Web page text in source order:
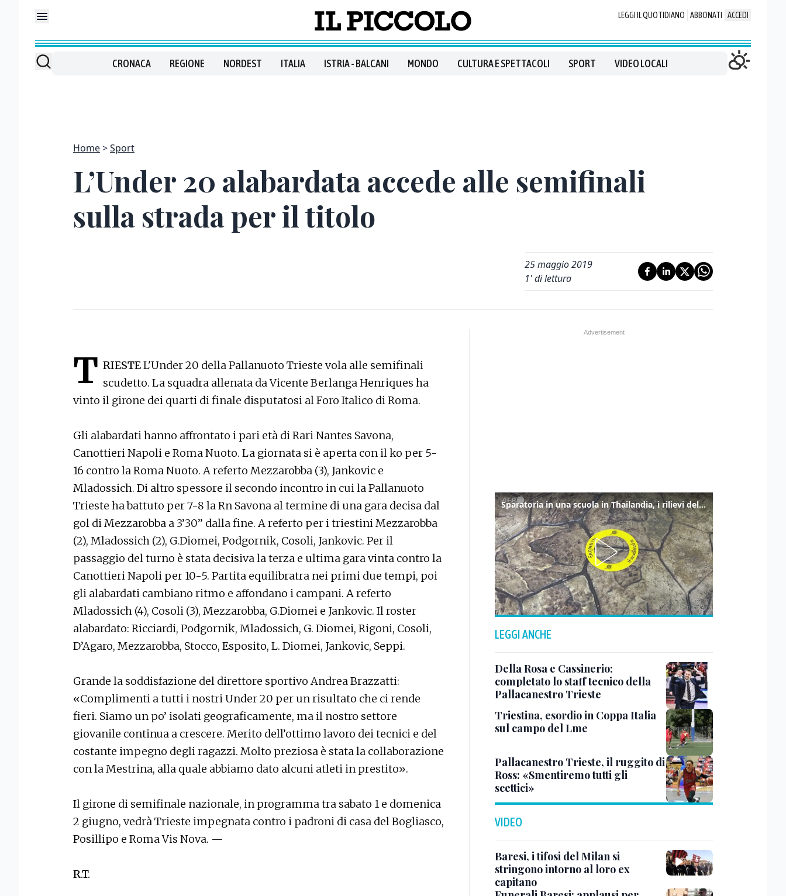
LEGGI IL QUOTIDIANO ABBONATI ACCEDI
CRONACA REGIONE NORDEST ITALIA ISTRIA - BALCANI MONDO CULTURA E SPETTACOLI SPORT VIDEO LOCALI
Home Sport
L’Under 20 alabardata accede alle semifinali
sulla strada per il titolo
25 maggio 2019
1' di lettura
T RIESTEL'Under 20 della Pallanuoto Trieste vola alle semifinali
scudetto. La squadra allenata da Vicente Berlanga Henriques ha
vinto il girone dei quarti di finale disputatosi al Foro Italico di Roma.
Gli alabardati hanno affrontato i pari età di Rari Nantes Savona,
Canottieri Napoli e Roma Nuoto. La giornata si è aperta con il ko per 5-
16 contro la Roma Nuoto. A referto Mezzarobba (3), Jankovic e
Mladossich. Di altro spessore il secondo incontro in cui la Pallanuoto
Trieste ha battuto per 7-8 la Rn Savona al termine di una gara decisa dal
gol di Mezzarobba a 3’30’’ dalla fine. A referto per i triestini Mezzarobba
(2), Mladossich (2), G.Diomei, Podgornik, Cosoli, Jankovic. Per il
passaggio del turno è stata decisiva la terza e ultima gara vinta contro la
Canottieri Napoli per 10-5. Partita equilibratra nei primi due tempi, poi
gli alabardati cambiano ritmo e affondano i campani. A referto
Mladossich (4), Cosoli (3), Mezzarobba, G.Diomei e Jankovic. Il roster
alabardato: Ricciardi, Podgornik, Mladossich, G. Diomei, Rigoni, Cosoli,
D’Agaro, Mezzarobba, Stocco, Esposito, L. Diomei, Jankovic, Seppi.
Grande la soddisfazione del direttore sportivo Andrea Brazzatti:
«Complimenti a tutti i nostri Under 20 per un risultato che ci rende
fieri. Siamo un po’ isolati geograficamente, ma il nostro settore
giovanile continua a crescere. Merito dell’ottimo lavoro dei tecnici e del
costante impegno degli ragazzi. Molto preziosa è stata la collaborazione
con la Mestrina, alla quale abbiamo dato alcuni atleti in prestito».
Il girone di semifinale nazionale, in programma tra sabato 1 e domenica
2 giugno, vedrà Trieste impegnata contro i padroni di casa del Bogliasco,
Posillipo e Roma Vis Nova. —
R.T.
Sparatoria in una scuola in Thailandia, i rilievi della polizia
LEGGI ANCHE
Della Rosa e Cassinerio:
completato lo staff tecnico della
Pallacanestro Trieste
Triestina, esordio in Coppa Italia
sul campo del Lme
Pallacanestro Trieste, il ruggito di
Ross: «Smentiremo tutti gli
scettici»
VIDEO
Baresi, i tifosi del Milan si
stringono intorno al loro ex
capitano